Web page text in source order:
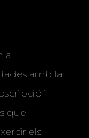
a
amb la
i
que
els